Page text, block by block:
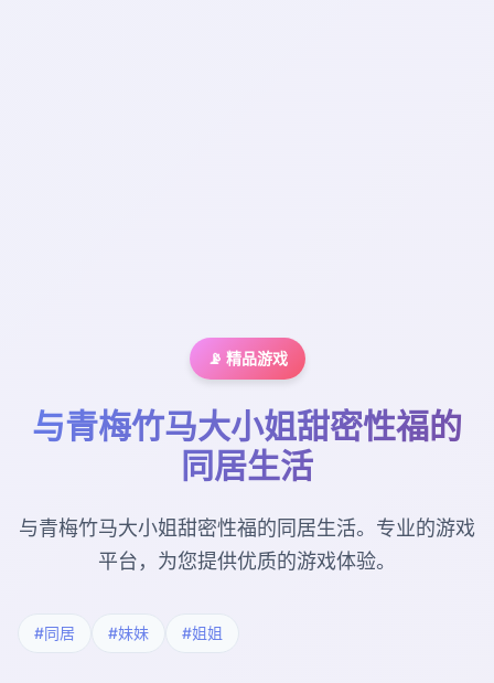
📡 精品游戏
与青梅竹马大小姐甜密性福的
同居生活
与青梅竹马大小姐甜密性福的同居生活。专业的游戏
平台，为您提供优质的游戏体验。
#同居 #妹妹 #姐姐